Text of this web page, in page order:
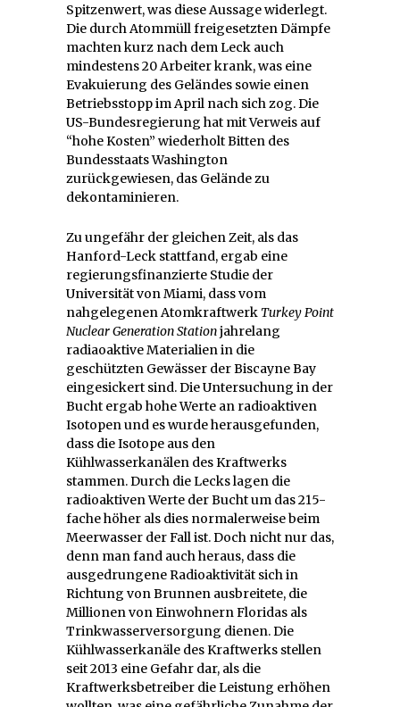
Spitzenwert, was diese Aussage widerlegt.
Die durch Atommüll freigesetzten Dämpfe
machten kurz nach dem Leck auch
mindestens 20 Arbeiter krank, was eine
Evakuierung des Geländes sowie einen
Betriebsstopp im April nach sich zog. Die
US-Bundesregierung hat mit Verweis auf
“hohe Kosten” wiederholt Bitten des
Bundesstaats Washington
zurückgewiesen, das Gelände zu
dekontaminieren.
Zu ungefähr der gleichen Zeit, als das
Hanford-Leck stattfand, ergab eine
regierungsfinanzierte Studie der
Universität von Miami, dass vom
nahgelegenen Atomkraftwerk Turkey Point
Nuclear Generation Stationjahrelang
radiaoaktive Materialien in die
geschützten Gewässer der Biscayne Bay
eingesickert sind. Die Untersuchung in der
Bucht ergab hohe Werte an radioaktiven
Isotopen und es wurde herausgefunden,
dass die Isotope aus den
Kühlwasserkanälen des Kraftwerks
stammen. Durch die Lecks lagen die
radioaktiven Werte der Bucht um das 215-
fache höher als dies normalerweise beim
Meerwasser der Fall ist. Doch nicht nur das,
denn man fand auch heraus, dass die
ausgedrungene Radioaktivität sich in
Richtung von Brunnen ausbreitete, die
Millionen von Einwohnern Floridas als
Trinkwasserversorgung dienen. Die
Kühlwasserkanäle des Kraftwerks stellen
seit 2013 eine Gefahr dar, als die
Kraftwerksbetreiber die Leistung erhöhen